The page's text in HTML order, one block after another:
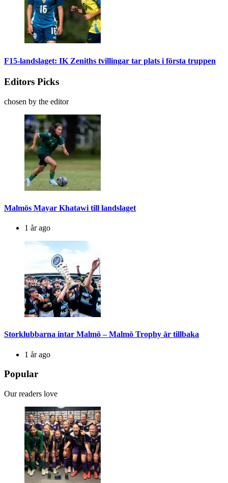
F15-landslaget: IK Zeniths tvillingar tar plats i första truppen
Editors Picks
chosen by the editor
Malmös Mayar Khatawi till landslaget
1 år ago
Storklubbarna intar Malmö – Malmö Trophy är tillbaka
1 år ago
Popular
Our readers love